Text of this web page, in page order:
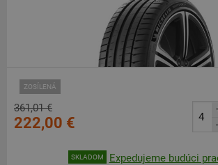
ZOSÍLENÁ
361,01 €
222,00 €
SKLADOM Expedujeme budúci